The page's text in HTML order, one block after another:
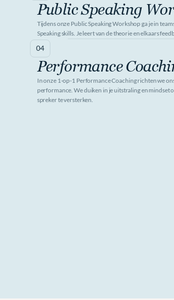
Public Speaking
Tijdens onze Public Speaking Workshop ga je in
Speaking skills. Je leert van de theorie en elkaars
04
Performance
In onze 1-op-1 Performance Coaching richten we
performance. We duiken in je uitstraling en mindset
spreker te versterken.